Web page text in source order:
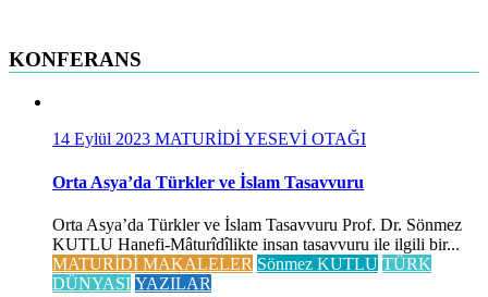
KONFERANS
14 Eylül 2023 MATURİDİ YESEVİ OTAĞI
Orta Asya’da Türkler ve İslam Tasavvuru
Orta Asya’da Türkler ve İslam Tasavvuru Prof. Dr. Sönmez
KUTLU Hanefi-Mâturîdîlikte insan tasavvuru ile ilgili bir...
MATURİDİ MAKALELER Sönmez KUTLU TÜRK
DÜNYASI YAZILAR